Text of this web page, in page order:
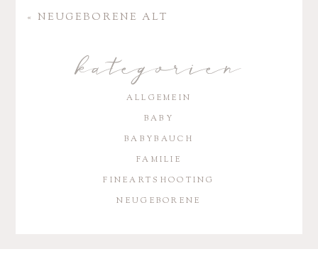
« NEUGE­BO­RENE ALT
kategorien
ALLGEMEIN
BABY
BABYBAUCH
FAMILIE
FINEARTSHOOTING
NEUGEBORENE